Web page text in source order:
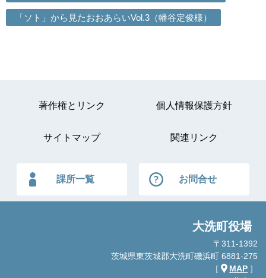
「ソト」から見たおおあらいVol.3（幡谷定俊様）
著作権とリンク 個人情報保護方針
サイトマップ 関連リンク
課所一覧 お問合せ
大洗町役場
〒311-1392
茨城県東茨城郡大洗町磯浜町 6881-275
［
MAP ］